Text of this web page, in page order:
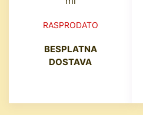
RASPRODATO
BESPLATNA
DOSTAVA